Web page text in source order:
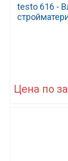
testo 616 -
Цена по